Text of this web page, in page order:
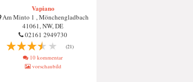
Vapiano
Am Minto 1 , Mönchengladbach
41061, NW, DE
02161 2949730
(21)
10 kommentar
vorschaubild